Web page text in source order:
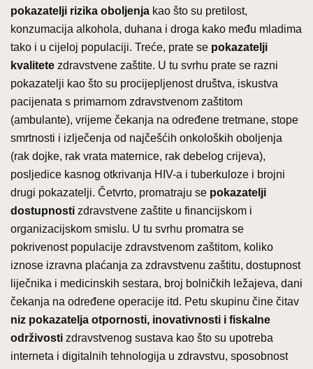
pokazatelji rizika oboljenja kao što su pretilost,
konzumacija alkohola, duhana i droga kako među mladima
tako i u cijeloj populaciji. Treće, prate se pokazatelji
kvalitete zdravstvene zaštite. U tu svrhu prate se razni
pokazatelji kao što su procijepljenost društva, iskustva
pacijenata s primarnom zdravstvenom zaštitom
(ambulante), vrijeme čekanja na određene tretmane, stope
smrtnosti i izlječenja od najčešćih onkoloških oboljenja
(rak dojke, rak vrata maternice, rak debelog crijeva),
posljedice kasnog otkrivanja HIV-a i tuberkuloze i brojni
drugi pokazatelji. Četvrto, promatraju se pokazatelji
dostupnosti zdravstvene zaštite u financijskom i
organizacijskom smislu. U tu svrhu promatra se
pokrivenost populacije zdravstvenom zaštitom, koliko
iznose izravna plaćanja za zdravstvenu zaštitu, dostupnost
liječnika i medicinskih sestara, broj bolničkih ležajeva, dani
čekanja na određene operacije itd. Petu skupinu čine čitav
niz pokazatelja otpornosti, inovativnosti i fiskalne
održivosti zdravstvenog sustava kao što su upotreba
interneta i digitalnih tehnologija u zdravstvu, sposobnost